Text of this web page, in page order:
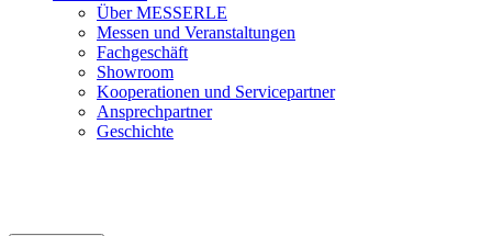
Über MESSERLE
Messen und Veranstaltungen
Fachgeschäft
Showroom
Kooperationen und Servicepartner
Ansprechpartner
Geschichte